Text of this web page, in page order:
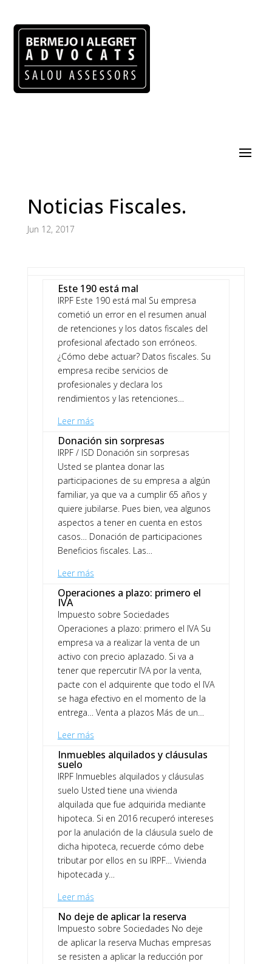
Noticias Fiscales.
Jun 12, 2017
Este 190 está mal
IRPF Este 190 está mal Su empresa
cometió un error en el resumen anual
de retenciones y los datos fiscales del
profesional afectado son erróneos.
¿Cómo debe actuar? Datos fiscales. Su
empresa recibe servicios de
profesionales y declara los
rendimientos y las retenciones…
Leer más
Donación sin sorpresas
IRPF / ISD Donación sin sorpresas
Usted se plantea donar las
participaciones de su empresa a algún
familiar, ya que va a cumplir 65 años y
quiere jubilarse. Pues bien, vea algunos
aspectos a tener en cuenta en estos
casos… Donación de participaciones
Beneficios fiscales. Las…
Leer más
Operaciones a plazo: primero el
IVA
Impuesto sobre Sociedades
Operaciones a plazo: primero el IVA Su
empresa va a realizar la venta de un
activo con precio aplazado. Si va a
tener que repercutir IVA por la venta,
pacte con el adquirente que todo el IVA
se haga efectivo en el momento de la
entrega… Venta a plazos Más de un…
Leer más
Inmuebles alquilados y cláusulas
suelo
IRPF Inmuebles alquilados y cláusulas
suelo Usted tiene una vivienda
alquilada que fue adquirida mediante
hipoteca. Si en 2016 recuperó intereses
por la anulación de la cláusula suelo de
dicha hipoteca, recuerde cómo debe
tributar por ellos en su IRPF… Vivienda
hipotecada y…
Leer más
No deje de aplicar la reserva
Impuesto sobre Sociedades No deje
de aplicar la reserva Muchas empresas
se resisten a aplicar la reducción por